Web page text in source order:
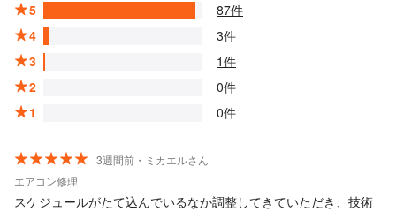
5
87件
4
3件
3
1件
2
0件
1
0件
3週間前・ミカエルさん
エアコン修理
スケジュールがたて込んでいるなか調整してきていただき、技術